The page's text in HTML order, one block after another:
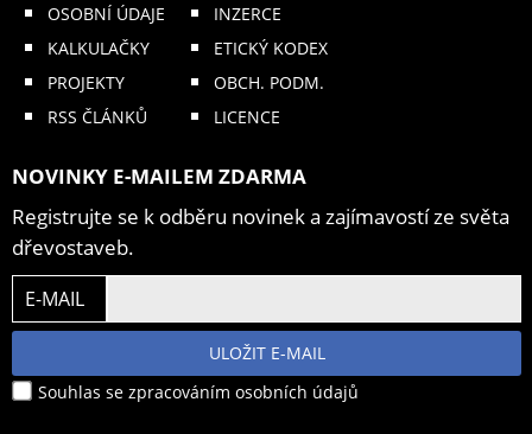
OSOBNÍ ÚDAJE
KALKULAČKY
PROJEKTY
RSS ČLÁNKŮ
INZERCE
ETICKÝ KODEX
OBCH. PODM.
LICENCE
NOVINKY E-MAILEM ZDARMA
Registrujte se k odběru novinek a zajímavostí ze světa
dřevostaveb.
E-MAIL
ULOŽIT E-MAIL
Souhlas se zpracováním osobních údajů